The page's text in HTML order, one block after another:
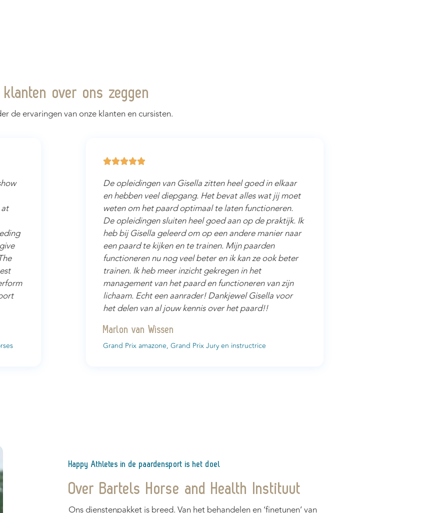
klanten over ons zeggen
de ervaringen van onze klanten en cursisten.

De opleidingen van Gisella zitten heel goed in elkaar
en hebben veel diepgang. Het bevat alles wat jij moet
weten om het paard optimaal te laten functioneren.
De opleidingen sluiten heel goed aan op de praktijk. Ik
heb bij Gisella geleerd om op een andere manier naar
een paard te kijken en te trainen. Mijn paarden
functioneren nu nog veel beter en ik kan ze ook beter
trainen. Ik heb meer inzicht gekregen in het
management van het paard en functioneren van zijn
lichaam. Echt een aanrader! Dankjewel Gisella voor
het delen van al jouw kennis over het paard!!
Marlon van Wissen
Grand Prix amazone, Grand Prix Jury en instructrice
Happy Athletes in de paardensport is het doel
Over Bartels Horse and Health Instituut
Ons dienstenpakket is breed. Van het behandelen en ‘finetunen’ van